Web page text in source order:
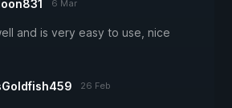
6 Mar
and is very easy to use, nice
26 Feb